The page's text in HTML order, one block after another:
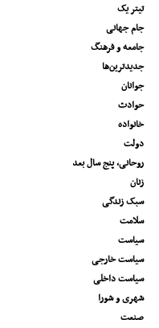
تیتر یک
جام جهانی
جامعه و فرهنگ
جدیدترین‌ها
جوانان
حوادث
خانواده
دولت
روحانی، پنج سال بعد
زنان
سبک زندگی
سلامت
سیاست
سیاست خارجی
سیاست داخلی
شهری و شورا
صنعت